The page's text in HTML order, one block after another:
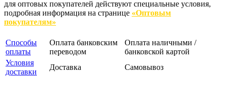
для оптовых покупателей действуют специальные условия,
подробная информация на странице «Оптовым
покупателям»
Способы
оплаты
Оплата банковским
переводом
Оплата наличными /
банковской картой
Условия
доставки
Доставка Самовывоз